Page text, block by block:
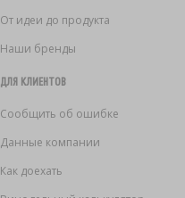
От идеи до продукта
Наши бренды
ДЛЯ КЛИЕНТОВ
Сообщить об ошибке
Данные компании
Как доехать